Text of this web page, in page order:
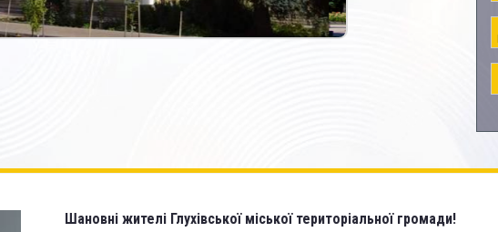
Шановні жителі Глухівської міської територіальної громади!